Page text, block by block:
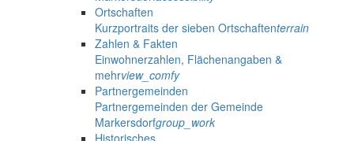
Ortschaften
Kurzportraits der sieben Ortschaftenterrain
Zahlen & Fakten
Einwohnerzahlen, Flächenangaben &
mehrview_comfy
Partnergemeinden
Partnergemeinden der Gemeinde
Markersdorfgroup_work
Historisches